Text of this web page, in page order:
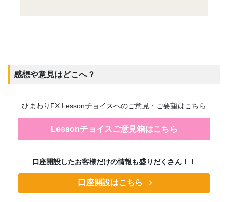
感想や意見はどこへ？
ひまわりFX Lessonチョイスへのご意見・ご要望はこちら
Lessonチョイスご意見箱はこちら
口座開設したお客様だけの情報も盛りだくさん！！
口座開設はこちら